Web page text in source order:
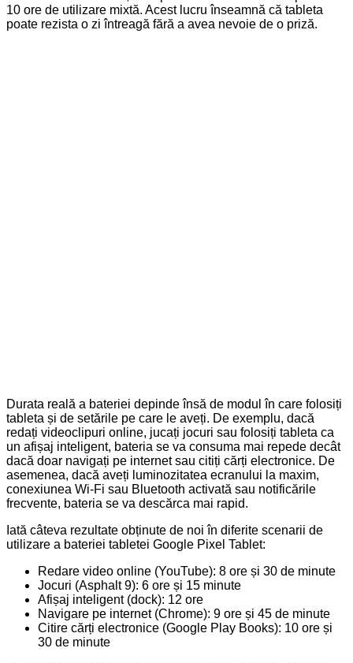
10 ore de utilizare mixtă. Acest lucru înseamnă că tableta
poate rezista o zi întreagă fără a avea nevoie de o priză.
Durata reală a bateriei depinde însă de modul în care folosiți
tableta și de setările pe care le aveți. De exemplu, dacă
redați videoclipuri online, jucați jocuri sau folosiți tableta ca
un afișaj inteligent, bateria se va consuma mai repede decât
dacă doar navigați pe internet sau citiți cărți electronice. De
asemenea, dacă aveți luminozitatea ecranului la maxim,
conexiunea Wi-Fi sau Bluetooth activată sau notificările
frecvente, bateria se va descărca mai rapid.
Iată câteva rezultate obținute de noi în diferite scenarii de
utilizare a bateriei tabletei Google Pixel Tablet:
Redare video online (YouTube): 8 ore și 30 de minute
Jocuri (Asphalt 9): 6 ore și 15 minute
Afișaj inteligent (dock): 12 ore
Navigare pe internet (Chrome): 9 ore și 45 de minute
Citire cărți electronice (Google Play Books): 10 ore și
30 de minute